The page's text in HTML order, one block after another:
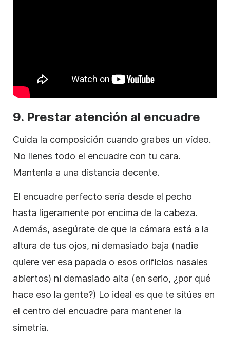
9. Prestar atención al encuadre
Cuida la composición cuando grabes un vídeo.
No llenes todo el encuadre con tu cara.
Mantenla a una distancia decente.
El encuadre perfecto sería desde el pecho
hasta ligeramente por encima de la cabeza.
Además, asegúrate de que la cámara está a la
altura de tus ojos, ni demasiado baja (nadie
quiere ver esa papada o esos orificios nasales
abiertos) ni demasiado alta (en serio, ¿por qué
hace eso la gente?) Lo ideal es que te sitúes en
el centro del encuadre para mantener la
simetría.